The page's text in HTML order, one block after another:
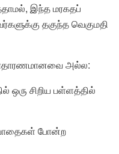
இந்த மரகதப்
தகுந்த வெகுமதி
சாதாரணமானவை அல்ல:
ஒரு சிறிய பள்ளத்தில்
பாதைகள் போன்ற